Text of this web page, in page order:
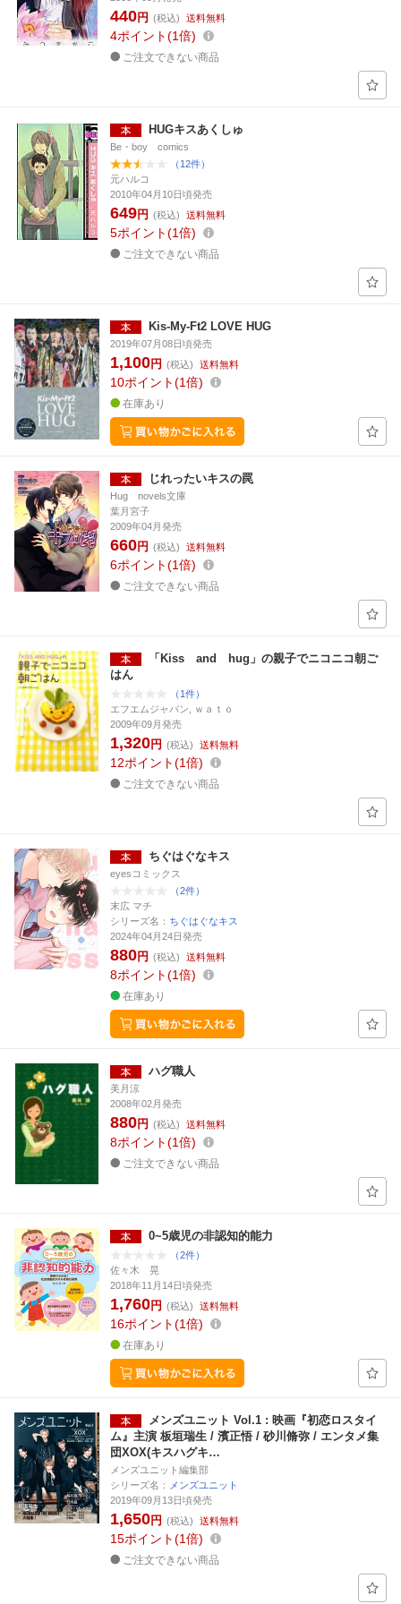
440円 (税込) 送料無料
4ポイント 1倍
ご注文できない商品
HUGキスあくしゅ
Be・boy comics
（12件）
元ハルコ
2010年04月10日頃発売
649円 (税込) 送料無料
5ポイント 1倍
ご注文できない商品
Kis-My-Ft2 LOVE HUG
2019年07月08日頃発売
1,100円 (税込) 送料無料
10ポイント 1倍
在庫あり
じれったいキスの罠
Hug novels文庫
葉月宮子
2009年04月発売
660円 (税込) 送料無料
6ポイント 1倍
ご注文できない商品
「Kiss and hug」の親子でニコニコ朝ご
はん
（1件）
エフエムジャパン, ｗａｔｏ
2009年09月発売
1,320円 (税込) 送料無料
12ポイント 1倍
ご注文できない商品
ちぐはぐなキス
eyesコミックス
（2件）
末広 マチ
シリーズ名： ちぐはぐなキス
2024年04月24日発売
880円 (税込) 送料無料
8ポイント 1倍
在庫あり
ハグ職人
美月涼
2008年02月発売
880円 (税込) 送料無料
8ポイント 1倍
ご注文できない商品
0~5歳児の非認知的能力
（2件）
佐々木 晃
2018年11月14日頃発売
1,760円 (税込) 送料無料
16ポイント 1倍
在庫あり
メンズユニット Vol.1 : 映画『初恋ロスタイ
ム』主演 板垣瑞生 / 濱正悟 / 砂川脩弥 / エンタメ集
団XOX(キスハグキ…
メンズユニット編集部
シリーズ名：
メンズユニット
2019年09月13日頃発売
1,650円 (税込) 送料無料
15ポイント 1倍
ご注文できない商品